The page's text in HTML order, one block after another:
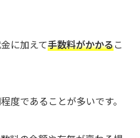
に加えて手数料がかかるこ
度であることが多いです。